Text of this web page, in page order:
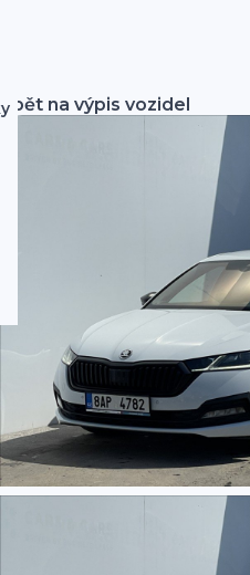
Zpět na výpis vozidel